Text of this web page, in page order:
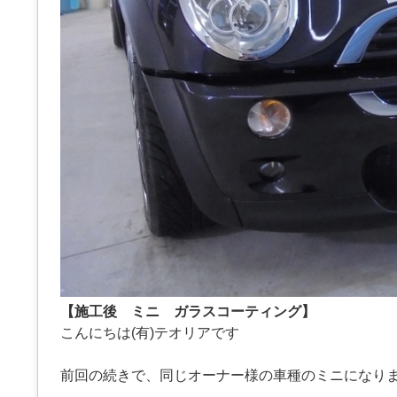
【施工後 ミニ ガラスコーティング】
こんにちは(有)テオリアです
前回の続きで、同じオーナー様の車種のミニになり